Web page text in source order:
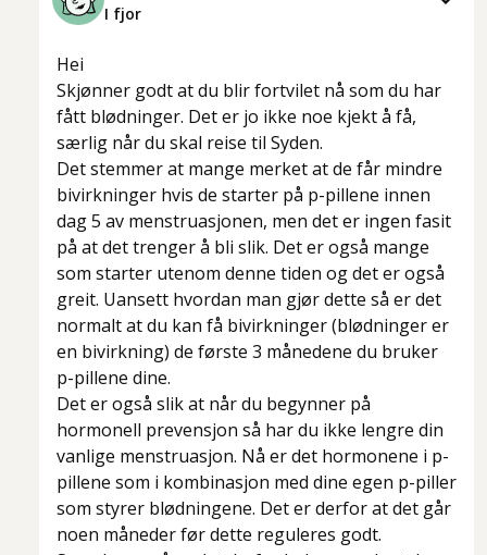
I fjor
Hei
Skjønner godt at du blir fortvilet nå som du har
fått blødninger. Det er jo ikke noe kjekt å få,
særlig når du skal reise til Syden.
Det stemmer at mange merket at de får mindre
bivirkninger hvis de starter på p-pillene innen
dag 5 av menstruasjonen, men det er ingen fasit
på at det trenger å bli slik. Det er også mange
som starter utenom denne tiden og det er også
greit. Uansett hvordan man gjør dette så er det
normalt at du kan få bivirkninger (blødninger er
en bivirkning) de første 3 månedene du bruker
p-pillene dine.
Det er også slik at når du begynner på
hormonell prevensjon så har du ikke lengre din
vanlige menstruasjon. Nå er det hormonene i p-
pillene som i kombinasjon med dine egen p-piller
som styrer blødningene. Det er derfor at det går
noen måneder før dette reguleres godt.